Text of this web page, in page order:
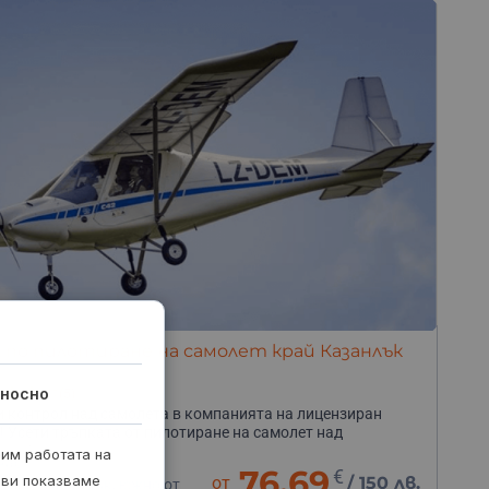
по пилотиране на самолет край Казанлък
контрол над самолета в компанията на лицензиран
Усети тръпката от пилотиране на самолет над
Казанлък, южно от
от € / 150 лв.
работата на
показваме